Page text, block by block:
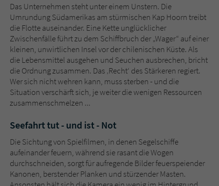
Das Unternehmen steht unter einem Unstern. Die
Umrundung Südamerikas am stürmischen Kap Hoorn treibt
die Flotte auseinander. Eine Kette unglücklicher
Zwischenfälle führt zu dem Schiffbruch der „Wager“ auf einer
kleinen, unwirtlichen Insel vor der chilenischen Küste. Als
die Lebensmittel ausgehen und Seuchen ausbrechen, bricht
die Ordnung zusammen. Das ‚Recht‘ des Stärkeren regiert.
Wer sich nicht wehren kann, muss sterben - und die
Situation verschärft sich, je weiter die wenigen Ressourcen
zusammenschmelzen ...
Seefahrt tut - und ist - Not
Die Sichtung von Spielfilmen, in denen Segelschiffe
aufeinander feuern, während sie rasant die Wogen
durchschneiden, sorgt für aufregende Bilder feuerspeiender
Kanonen, berstender Planken und stürzender Masten.